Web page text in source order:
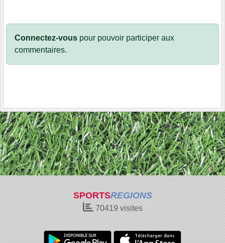
Connectez-vous pour pouvoir participer aux
commentaires.
SPORTSREGIONS
70419 visites